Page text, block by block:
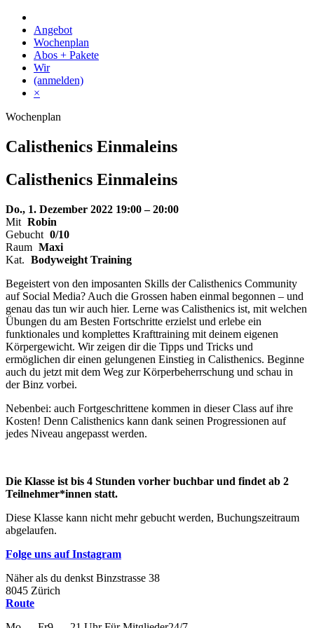
Skip
content
Angebot
Wochenplan
Abos + Pakete
Wir
(anmelden)
×
Wochenplan
Calisthenics Einmaleins
Calisthenics Einmaleins
Do., 1. Dezember 2022 19:00 – 20:00
Mit Robin
Gebucht 0/10
Raum Maxi
Kat. Bodyweight Training
Begeistert von den imposanten Skills der Calisthenics Community
auf Social Media? Auch die Grossen haben einmal begonnen – und
genau das tun wir auch hier. Lerne was Calisthenics ist, mit welchen
Übungen du am Besten Fortschritte erzielst und erlebe ein
funktionales und komplettes Krafttraining mit deinem eigenen
Körpergewicht. Wir zeigen dir die Tipps und Tricks und
ermöglichen dir einen gelungenen Einstieg in Calisthenics. Beginne
auch du jetzt mit dem Weg zur Körperbeherrschung und schau in
der Binz vorbei.
Nebenbei: auch Fortgeschrittene kommen in dieser Class auf ihre
Kosten! Denn Calisthenics kann dank seinen Progressionen auf
jedes Niveau angepasst werden.
Die Klasse ist bis 4 Stunden vorher buchbar und findet ab 2
Teilnehmer*innen statt.
Diese Klasse kann nicht mehr gebucht werden, Buchungszeitraum
abgelaufen.
Folge uns auf Instagram
Näher als du denkst Binzstrasse 38
8045 Zürich
Route